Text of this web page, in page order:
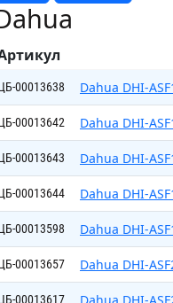
00013638 Dahua DHI-
00013642 Dahua DHI-
00013643 Dahua DHI-
00013644 Dahua DHI-
00013598 Dahua DHI-
00013657 Dahua DHI-
00013617